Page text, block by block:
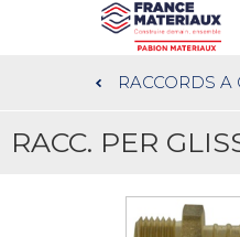
au
contenu
RACCORDS A
RACC. PER